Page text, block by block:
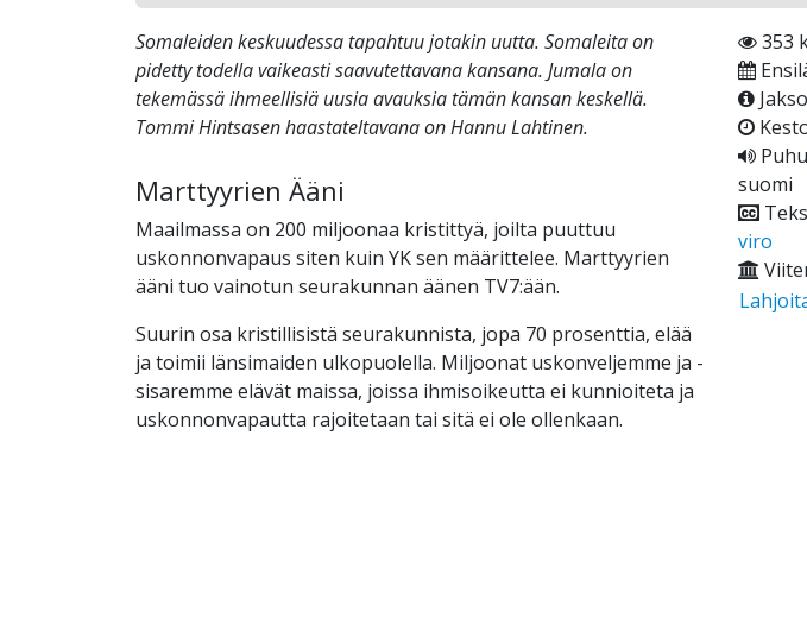
Somaleiden keskuudessa tapahtuu jotakin uutta. Somaleita on
pidetty todella vaikeasti saavutettavana kansana. Jumala on
tekemässä ihmeellisiä uusia avauksia tämän kansan keskellä.
Tommi Hintsasen haastateltavana on Hannu Lahtinen.
Marttyyrien Ääni
Maailmassa on 200 miljoonaa kristittyä, joilta puuttuu
uskonnonvapaus siten kuin YK sen määrittelee. Marttyyrien
ääni tuo vainotun seurakunnan äänen TV7:ään.
Suurin osa kristillisistä seurakunnista, jopa 70 prosenttia, elää
ja toimii länsimaiden ulkopuolella. Miljoonat uskonveljemme ja -
sisaremme elävät maissa, joissa ihmisoikeutta ei kunnioiteta ja
uskonnonvapautta rajoitetaan tai sitä ei ole ollenkaan.
353
suomi
viro